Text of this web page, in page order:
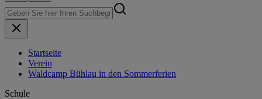
Startseite
Verein
Waldcamp Bühlau in den Sommerferien
Schule